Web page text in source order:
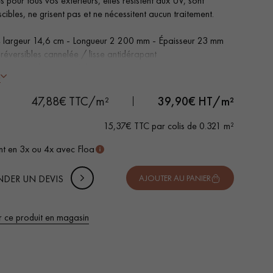
votre parquet.
ne grisent pas et ne nécessitent aucun traitement.
largeur 14,6 cm - Longueur 2 200 mm - Épaisseur 23 mm
réversibles cannelée / lisse antidérapant
sur lambourdes - Fixations invisble
47,88€ TTC/m² 39,90€ HT/m²
15,37€ TTC par colis de 0.321 m²
en 3x ou 4x avec Floa
UN DEVIS
VOTRE PROJET
m²
10% de marge de sécurité (pour les chutes et les
Soit colis
AJOUTER AU PANIER
ce produit en magasin